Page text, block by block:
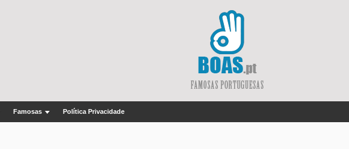
Famosas Política Privacidade